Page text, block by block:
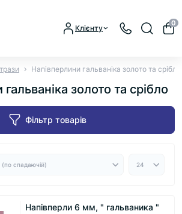
Клієнту
0
Напівперлини гальваніка золото та срібло
золото та срібло
Фільтр товарів
Напівперли 6 мм, " гальваника "